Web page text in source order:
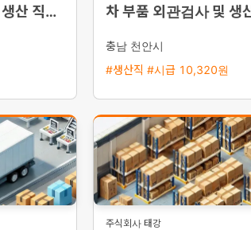
산 직원
차 부품 외관검사 및 생
충남 천안시
#생산직 #시급 10,320원
주식회사 태강